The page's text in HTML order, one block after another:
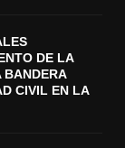
DE LA
BANDERA
CIVIL EN LA